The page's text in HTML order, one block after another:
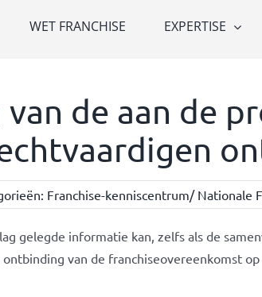
WET FRANCHISE EXPERTISE
de aan de
Franchise-kenniscentrum/ Nationale
gelegde informatie kan, zelfs als de
van de franchiseovereenkomst op